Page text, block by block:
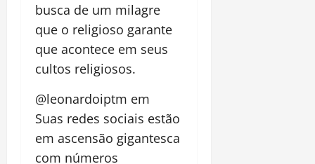
busca de um milagre
que o religioso garante
que acontece em seus
cultos religiosos.
@leonardoiptm em
Suas redes sociais estão
em ascensão gigantesca
com números